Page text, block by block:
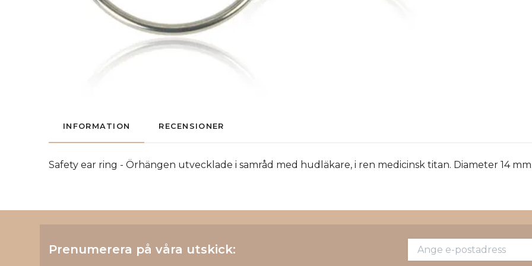
INFORMATION RECENSIONER
Safety ear ring - Örhängen utvecklade i samråd med hudläkare, i ren medicinsk titan. Diameter 14
Prenumerera på våra utskick: